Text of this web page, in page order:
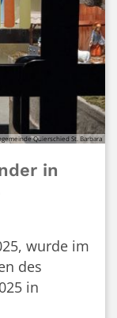
Quierschied St. Barbara
in
wurde im
des
in